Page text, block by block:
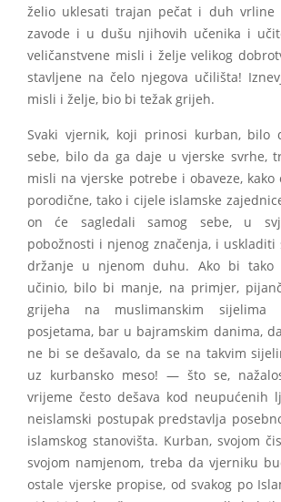
želio uklesati trajan pečat i duh vrline
zavode i u dušu njihovih učenika i
veličanstvene misli i želje velikog
stavljene na čelo njegova učilišta!
misli i želje, bio bi težak grijeh.
Svaki vjernik, koji prinosi kurban, bilo
sebe, bilo da ga daje u vjerske svrhe,
misli na vjerske potrebe i obaveze, kako
porodične, tako i cijele islamske
on će sagledali samog sebe, u
pobožnosti i njenog značenja, i uskladiti
držanje u njenom duhu. Ako bi tako
učinio, bilo bi manje, na primjer,
grijeha na muslimanskim sijelima
posjetama, bar u bajramskim danima,
ne bi se dešavalo, da se na takvim
uz kurbansko meso! — što se,
vrijeme često dešava kod neupućenih
neislamski postupak predstavlja
islamskog stanovišta. Kurban, svojom
svojom namjenom, treba da vjerniku
ostale vjerske propise, od svakog po